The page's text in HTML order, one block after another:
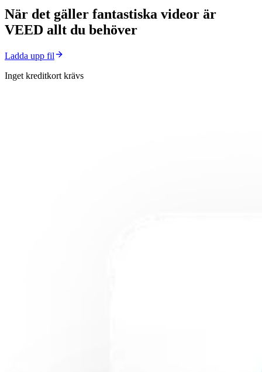
När det gäller fantastiska videor är
VEED allt du behöver
Ladda upp fil
Inget kreditkort krävs